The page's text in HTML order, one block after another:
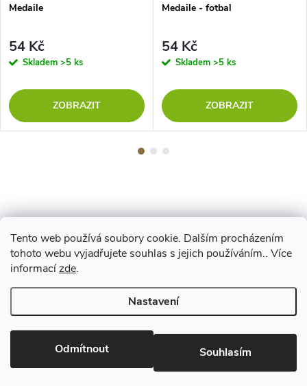
Tento web používá soubory cookie. Dalším procházením
tohoto webu vyjadřujete souhlas s jejich používáním.. Více
informacízde.
Nastavení
Odmítnout Souhlasím
Medaile
54 Kč
Skladem >5 ks
ZOBRAZIT
Medaile - fotbal
54 Kč
Skladem >5 ks
ZOBRAZIT
Z
á
p
a
Copyright 2026www.vyrejeme.cz. Všechna práva vyhrazena.Upravit
nastavení cookies